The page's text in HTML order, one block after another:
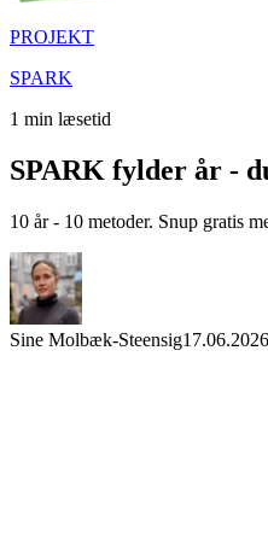
PROJEKT
SPARK
1 min læsetid
SPARK fylder år -
10 år - 10 metoder. Snup gratis
Sine Molbæk-Steensig17.06.2026